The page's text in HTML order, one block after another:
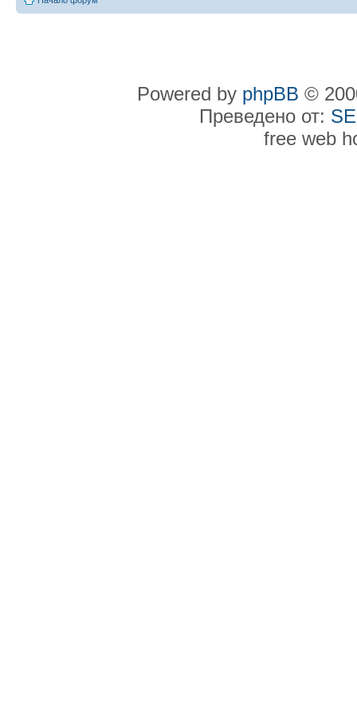
Powered by phpBB ©
Преведено от:
free web